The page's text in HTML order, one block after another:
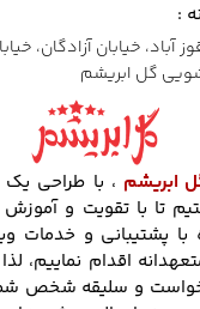
:
آباد، خیابان آزادگان،
گل ابریشم
ابریشم ، با طراحی یک
تا با تقویت و آموزش
پشتیبانی و خدمات
اقدام نماییم،
و سلیقه شخص